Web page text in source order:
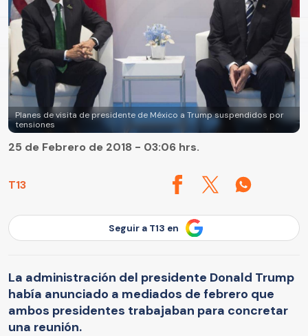
Planes de visita de presidente de México a Trump suspendidos por
tensiones
T13
25 de Febrero de 2018 - 03:06 hrs.
Seguir a T13 en
La administración del presidente Donald Trump
había anunciado a mediados de febrero que
ambos presidentes trabajaban para concretar
una reunión.